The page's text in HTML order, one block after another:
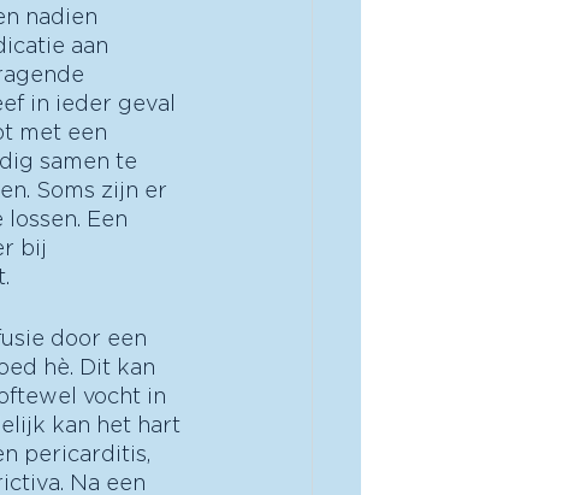
nadien
aan
in ieder geval
met een
samen te
Soms zijn er
Een
bij
door een
hè. Dit kan
vocht in
kan het hart
pericarditis,
Na een